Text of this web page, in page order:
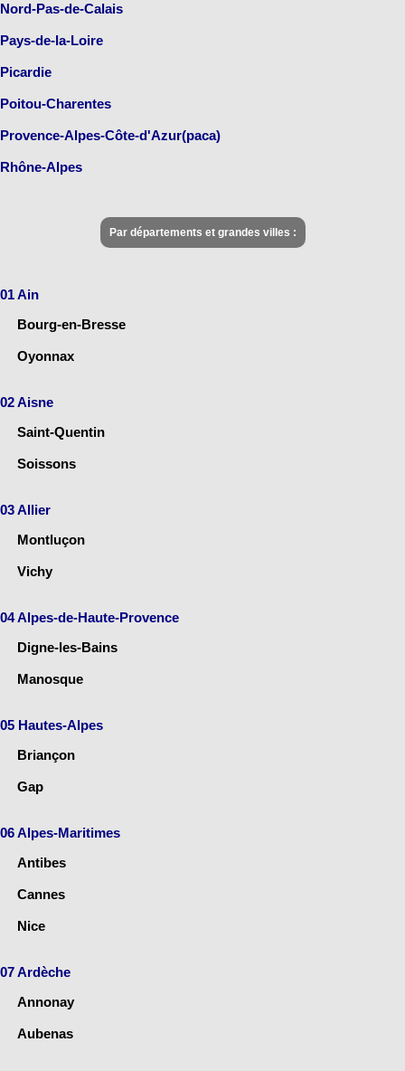
Nord-Pas-de-Calais
Pays-de-la-Loire
Picardie
Poitou-Charentes
Provence-Alpes-Côte-d'Azur(paca)
Rhône-Alpes
Par départements et grandes villes :
01 Ain
Bourg-en-Bresse
Oyonnax
02 Aisne
Saint-Quentin
Soissons
03 Allier
Montluçon
Vichy
04 Alpes-de-Haute-Provence
Digne-les-Bains
Manosque
05 Hautes-Alpes
Briançon
Gap
06 Alpes-Maritimes
Antibes
Cannes
Nice
07 Ardèche
Annonay
Aubenas